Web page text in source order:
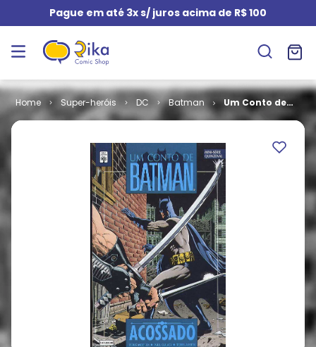
Pague em até 3x s/ juros acima de R$ 100
Super-heróis DC Batman
Um Conto de
Batman -